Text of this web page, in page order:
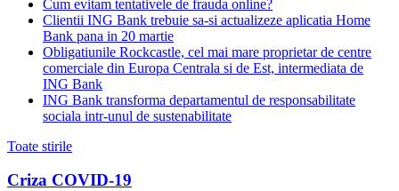
Cum evitam tentativele de frauda online?
Clientii ING Bank trebuie sa-si actualizeze aplicatia Home
Bank pana in 20 martie
Obligatiunile Rockcastle, cel mai mare proprietar de centre
comerciale din Europa Centrala si de Est, intermediata de
ING Bank
ING Bank transforma departamentul de responsabilitate
sociala intr-unul de sustenabilitate
Toate stirile
Criza COVID-19